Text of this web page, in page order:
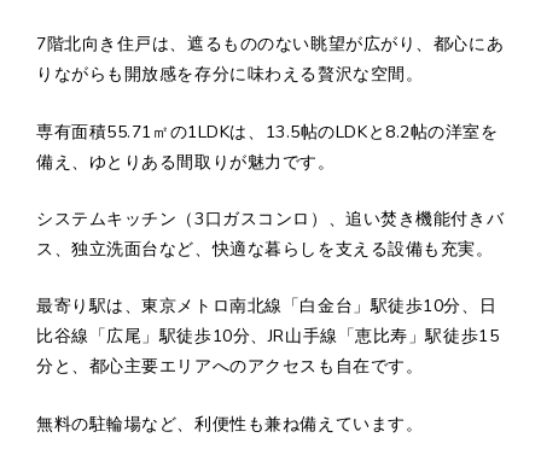
7階北向き住戸は、遮るもののない眺望が広がり、都心にあ
りながらも開放感を存分に味わえる贅沢な空間。
専有面積55.71㎡の1LDKは、13.5帖のLDKと8.2帖の洋室を
備え、ゆとりある間取りが魅力です。
システムキッチン（3口ガスコンロ）、追い焚き機能付きバ
ス、独立洗面台など、快適な暮らしを支える設備も充実。
最寄り駅は、東京メトロ南北線「白金台」駅徒歩10分、日
比谷線「広尾」駅徒歩10分、JR山手線「恵比寿」駅徒歩15
分と、都心主要エリアへのアクセスも自在です。
無料の駐輪場など、利便性も兼ね備えています。